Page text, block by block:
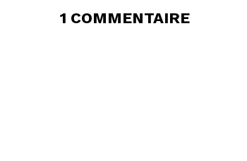
1 COMMENTAIRE